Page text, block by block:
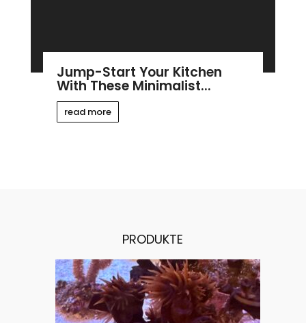
Jump-Start Your Kitchen
With These Minimalist...
read more
PRODUKTE